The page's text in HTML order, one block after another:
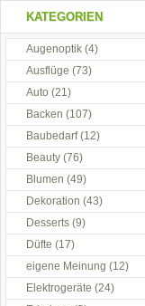
KATEGORIEN
Augenoptik (4)
Ausflüge (73)
Auto (21)
Backen (107)
Baubedarf(12)
Beauty (76)
Blumen (49)
Dekoration (43)
Desserts (9)
Düfte (17)
eigene Meinung (12)
Elektrogeräte (24)